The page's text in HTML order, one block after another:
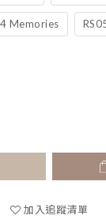
Memories
加入追蹤清單